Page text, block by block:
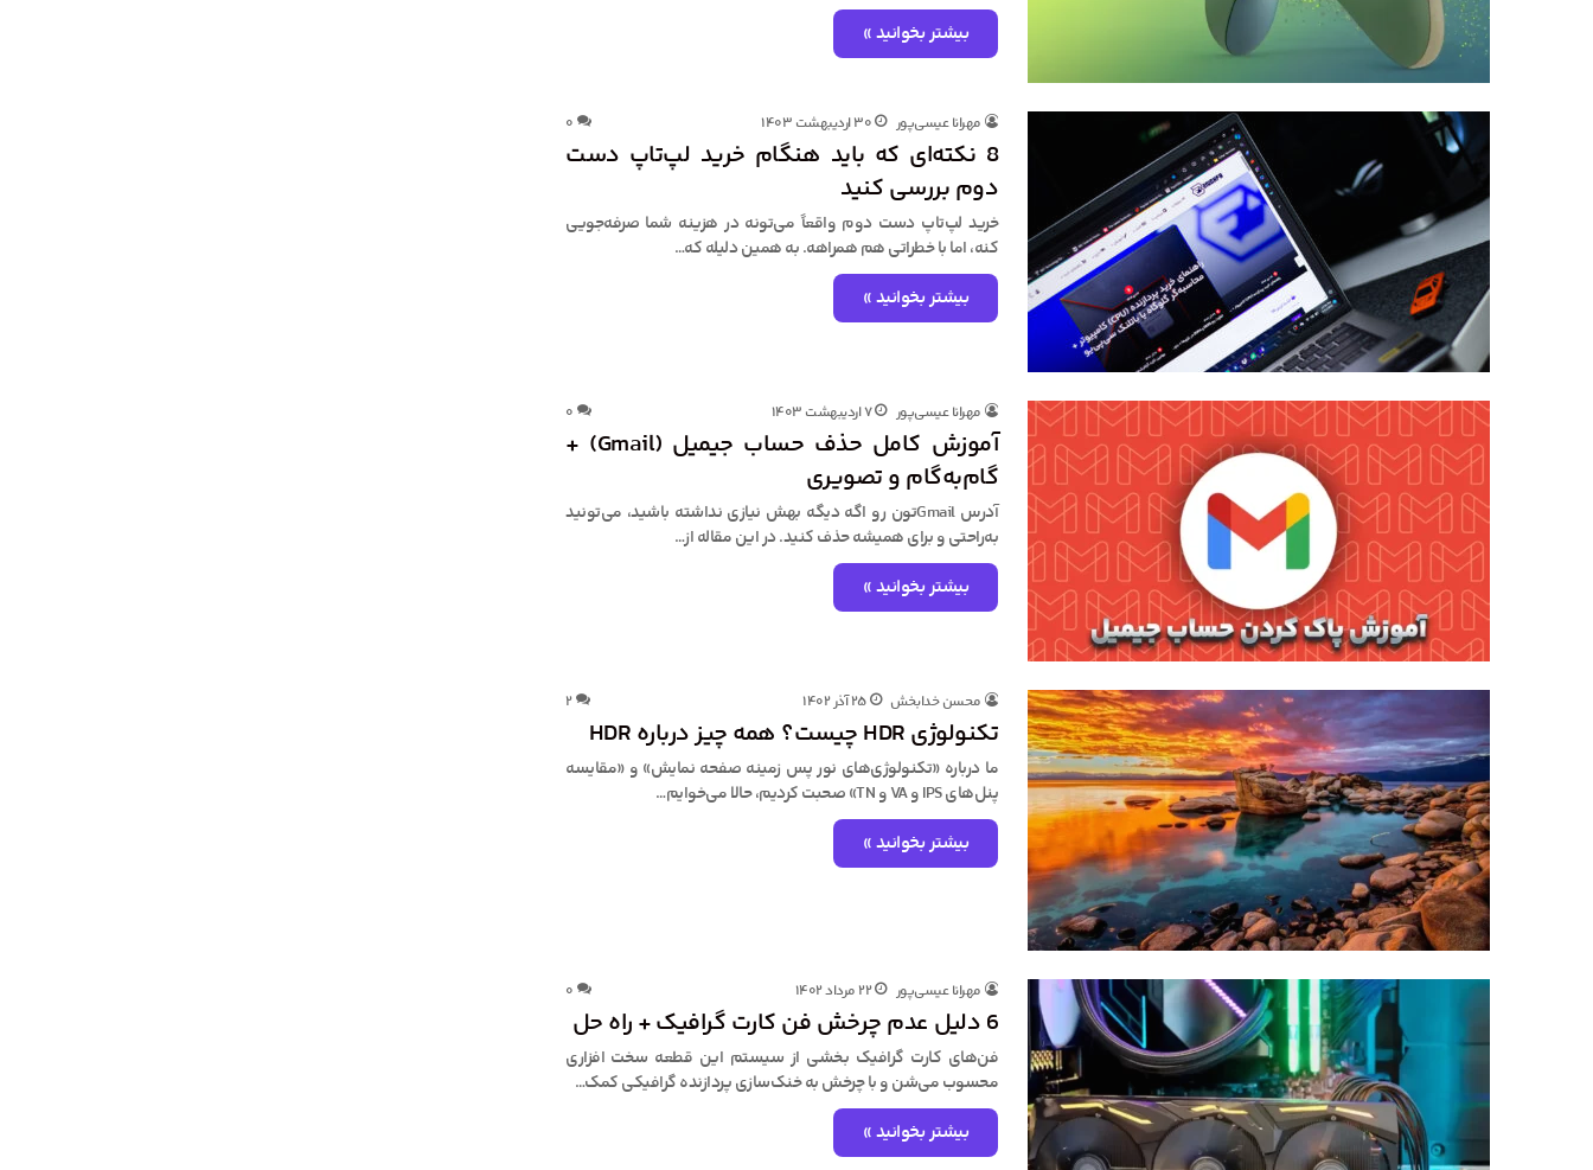
بیشتر بخوانید »
مهرانا عیسی‌پور ۳۰ اردیبهشت ۱۴۰۳ ۰
8 نکته‌ای که باید هنگام خرید لپ‌تاپ دست
دوم بررسی کنید
خرید لپ‌تاپ دست دوم واقعاً می‌تونه در هزینه شما صرفه‌جویی
کنه، اما با خطراتی هم همراهه. به همین دلیله که…
بیشتر بخوانید »
مهرانا عیسی‌پور ۷ اردیبهشت ۱۴۰۳ ۰
آموزش کامل حذف حساب جیمیل (Gmail) +
گام‌به‌گام و تصویری
آدرس Gmailتون رو اگه دیگه بهش نیازی نداشته باشید، می‌تونید
به‌راحتی و برای همیشه حذف کنید. در این مقاله از…
بیشتر بخوانید »
محسن خدابخش ۲۵ آذر ۱۴۰۲ ۲
تکنولوژی HDR چیست؟ همه چیز درباره HDR
ما درباره «تکنولوژی‌های نور پس زمینه صفحه نمایش» و «مقایسه
پنل‌های IPS و VA و TN» صحبت کردیم، حالا می‌خوایم…
بیشتر بخوانید »
مهرانا عیسی‌پور ۲۲ مرداد ۱۴۰۲ ۰
6 دلیل عدم چرخش فن کارت گرافیک + راه حل
فن‌های کارت گرافیک بخشی از سیستم این قطعه سخت افزاری
محسوب می‌شن و با چرخش به خنک‌سازی پردازنده گرافیکی کمک…
بیشتر بخوانید »